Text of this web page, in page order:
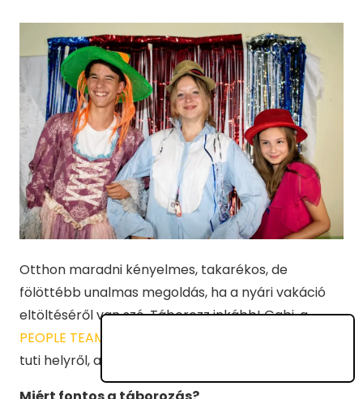
Otthon maradni kényelmes, takarékos, de
fölöttébb unalmas megoldás, ha a nyári vakáció
eltöltéséről van szó. Táborozz inkább! Gabi, a
PEOPLE TEAM
tuti helyről, a PT-ről fog mesélni.